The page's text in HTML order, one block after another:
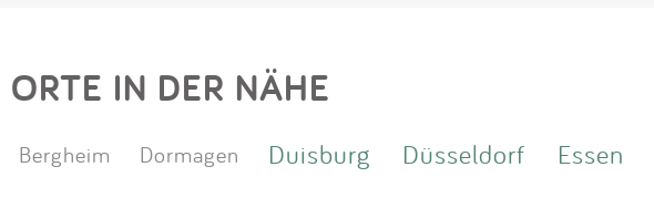
ORTE IN DER NÄHE
Bergheim Dormagen Duisburg Düsseldorf Essen